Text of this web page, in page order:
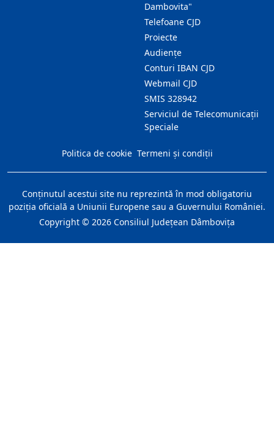
Dambovita"
Telefoane CJD
Proiecte
Audienţe
Conturi IBAN CJD
Webmail CJD
SMIS 328942
Serviciul de Telecomunicații
Speciale
Politica de cookie Termeni și condiții
Conţinutul acestui site nu reprezintă în mod obligatoriu
poziţia oficială a Uniunii Europene sau a Guvernului României.
Copyright © 2026 Consiliul Judeţean Dâmboviţa